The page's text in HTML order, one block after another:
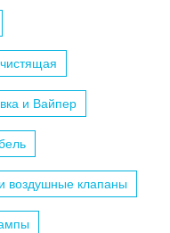
и Вайпер
воздушные клапаны